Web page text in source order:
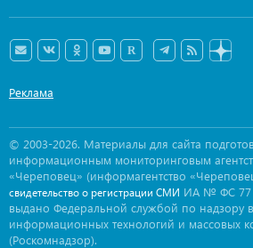
Реклама
© 2003-2026. Материалы для сайта
информационным мониторинговым
«Череповец» (информагентство
свидетельство о регистрации СМИ ИА № ФС 77
выдано Федеральной службой по надзору в
информационных технологий и массовых
(Роскомнадзор).